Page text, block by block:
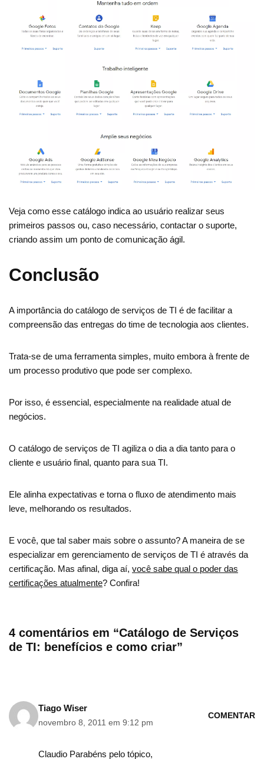
Veja como esse catálogo indica ao usuário realizar seus
primeiros passos ou, caso necessário, contactar o suporte,
criando assim um ponto de comunicação ágil.
Conclusão
A importância do catálogo de serviços de TI é de facilitar a
compreensão das entregas do time de tecnologia aos clientes.
Trata-se de uma ferramenta simples, muito embora à frente de
um processo produtivo que pode ser complexo.
Por isso, é essencial, especialmente na realidade atual de
negócios.
O catálogo de serviços de TI agiliza o dia a dia tanto para o
cliente e usuário final, quanto para sua TI.
Ele alinha expectativas e torna o fluxo de atendimento mais
leve, melhorando os resultados.
E você, que tal saber mais sobre o assunto? A maneira de se
especializar em gerenciamento de serviços de TI é através da
certificação. Mas afinal, diga aí, você sabe qual o poder das
certificações atualmente? Confira!
4 comentários em “Catálogo de Serviços
de TI: benefícios e como criar”
Tiago Wiser
novembro 8, 2011 em 9:12 pm
COMENTAR
Claudio Parabéns pelo tópico,